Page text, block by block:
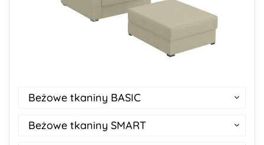
Beżowe tkaniny BASIC
Beżowe tkaniny SMART